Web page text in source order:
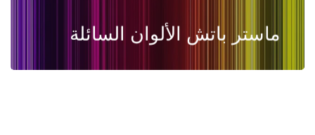
ماستر باتش الألوان السائلة